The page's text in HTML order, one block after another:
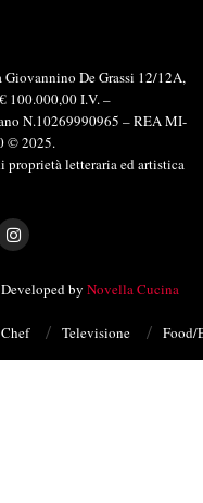
De Grassi 12/12A,
100.000,00 I.V. –
N.10269990965 – REA MI-
© 2025.
letteraria ed artistica
by Novella Cucina
Chef Televisione Food/